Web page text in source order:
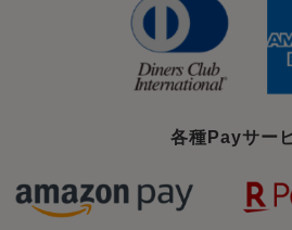
各種Payサー